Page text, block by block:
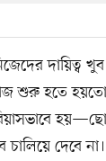
দায়িত্ব
শুরু হতে
দেবে